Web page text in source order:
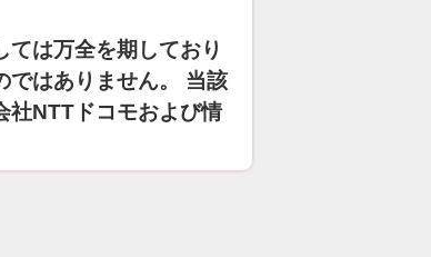
は万全を期しており
ではありません。 当該
社NTTドコモおよび情